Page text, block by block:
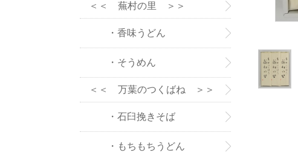
＜＜ 蕪村の里 ＞＞
・香味うどん
・そうめん
＜＜ 万葉のつくばね ＞＞
・石臼挽きそば
・もちもちうどん